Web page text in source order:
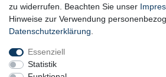
zu widerrufen. Beachten Sie unser
Hinweise zur Verwendung
Daten­schutz­erklärung
Essenziell
Statistik
SSL-Datensicherheit